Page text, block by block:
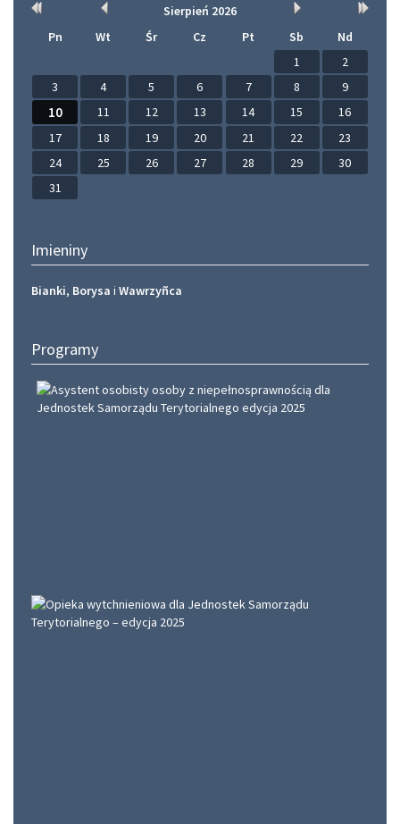
Rok
Miesiąc
Sierpień 2026
Miesiąc
Rok
Pn Wt Śr Cz Pt Sb
Nd
1
2
3
4 5 6 7 8 9
10 11 12 13 14 15
16
17
18 19 20 21 22
23
24
25 26 27 28 29
30
31
Imieniny
Bianki, Borysa i Wawrzyñca
Programy